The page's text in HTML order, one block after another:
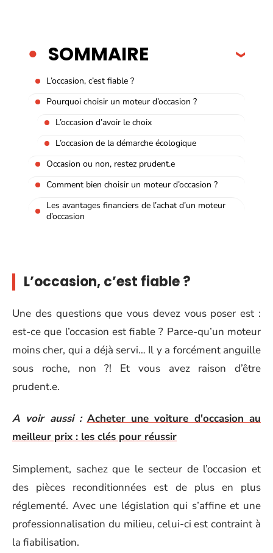
SOMMAIRE
L’occasion, c’est fiable ?
Pourquoi choisir un moteur d’occasion ?
L’occasion d’avoir le choix
L’occasion de la démarche écologique
Occasion ou non, restez prudent.e
Comment bien choisir un moteur d’occasion ?
Les avantages financiers de l’achat d’un moteur
d’occasion
L’occasion, c’est fiable ?
Une des questions que vous devez vous poser est :
est-ce que l’occasion est fiable ? Parce-qu’un moteur
moins cher, qui a déjà servi… Il y a forcément anguille
sous roche, non ?! Et vous avez raison d’être
prudent.e.
A voir aussi : Acheter une voiture d'occasion au
meilleur prix : les clés pour réussir
Simplement, sachez que le secteur de l’occasion et
des pièces reconditionnées est de plus en plus
réglementé. Avec une législation qui s’affine et une
professionnalisation du milieu, celui-ci est contraint à
la fiabilisation.